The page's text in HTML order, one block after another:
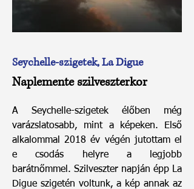
Seychelle-szigetek, La Digue
Naplemente szilveszterkor
A Seychelle-szigetek élőben még
varázslatosabb, mint a képeken. Első
alkalommal 2018 év végén jutottam el
e csodás helyre a legjobb
barátnőmmel. Szilveszter napján épp La
Digue szigetén voltunk, a kép annak az